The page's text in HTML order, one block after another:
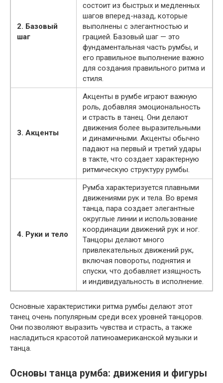
2. Базовый
шаг
состоит из быстрых и медленных
шагов вперед-назад, которые
выполнены с элегантностью и
грацией. Базовый шаг — это
фундаментальная часть румбы, и
его правильное выполнение важно
для создания правильного ритма и
стиля.
3. Акценты
Акценты в румбе играют важную
роль, добавляя эмоциональность
и страсть в танец. Они делают
движения более выразительными
и динамичными. Акценты обычно
падают на первый и третий удары
в такте, что создает характерную
ритмическую структуру румбы.
4. Руки и тело
Румба характеризуется плавными
движениями рук и тела. Во время
танца, пара создает элегантные
округлые линии и использование
координации движений рук и ног.
Танцоры делают много
привлекательных движений рук,
включая повороты, поднятия и
спуски, что добавляет изящность
и индивидуальность в исполнение.
Основные характеристики ритма румбы делают этот
танец очень популярным среди всех уровней танцоров.
Они позволяют выразить чувства и страсть, а также
насладиться красотой латиноамериканской музыки и
танца.
Основы танца румба: движения и фигуры